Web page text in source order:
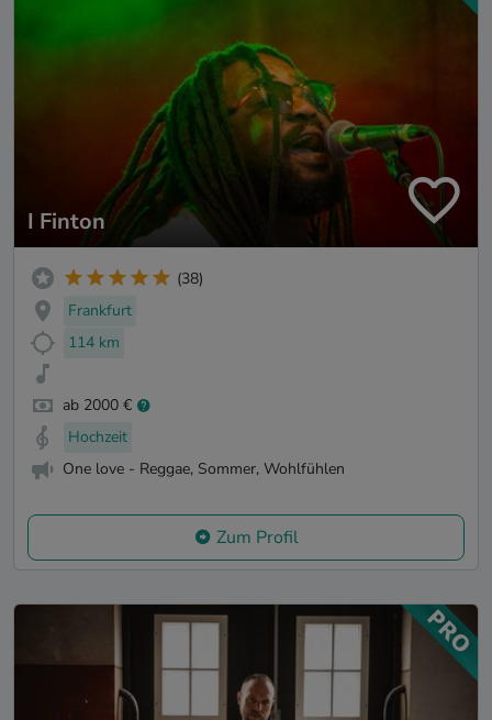
I Finton
(38)
Frankfurt
114 km
ab 2000 €
Hochzeit
One love - Reggae, Sommer, Wohlfühlen
Zum Profil